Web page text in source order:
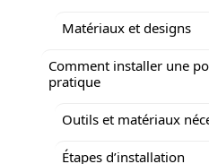
Matériaux et designs
Comment installer une
pratique
Outils et matériaux
Étapes d’installation